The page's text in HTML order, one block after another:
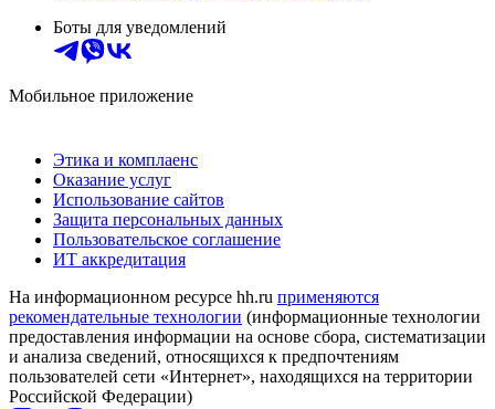
Боты для уведомлений
Мобильное приложение
Этика и комплаенс
Оказание услуг
Использование сайтов
Защита персональных данных
Пользовательское соглашение
ИТ аккредитация
На информационном ресурсе hh.ru применяются
рекомендательные технологии (информационные технологии
предоставления информации на основе сбора, систематизации
и анализа сведений, относящихся к предпочтениям
пользователей сети «Интернет», находящихся на территории
Российской Федерации)